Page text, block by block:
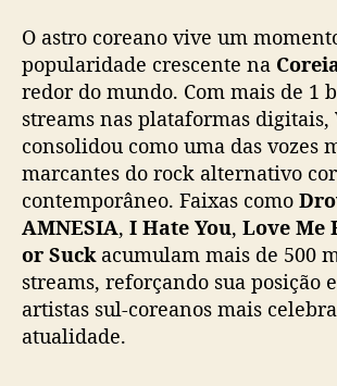
O astro coreano vive um
popularidade crescente na
redor do mundo. Com mais de 1
streams nas plataformas digitais,
consolidou como uma das vozes
marcantes do rock alternativo
contemporâneo. Faixas como
AMNESIA, I Hate You, Love Me
or Suckacumulam mais de 500
streams, reforçando sua posição
artistas sul-coreanos mais
atualidade.